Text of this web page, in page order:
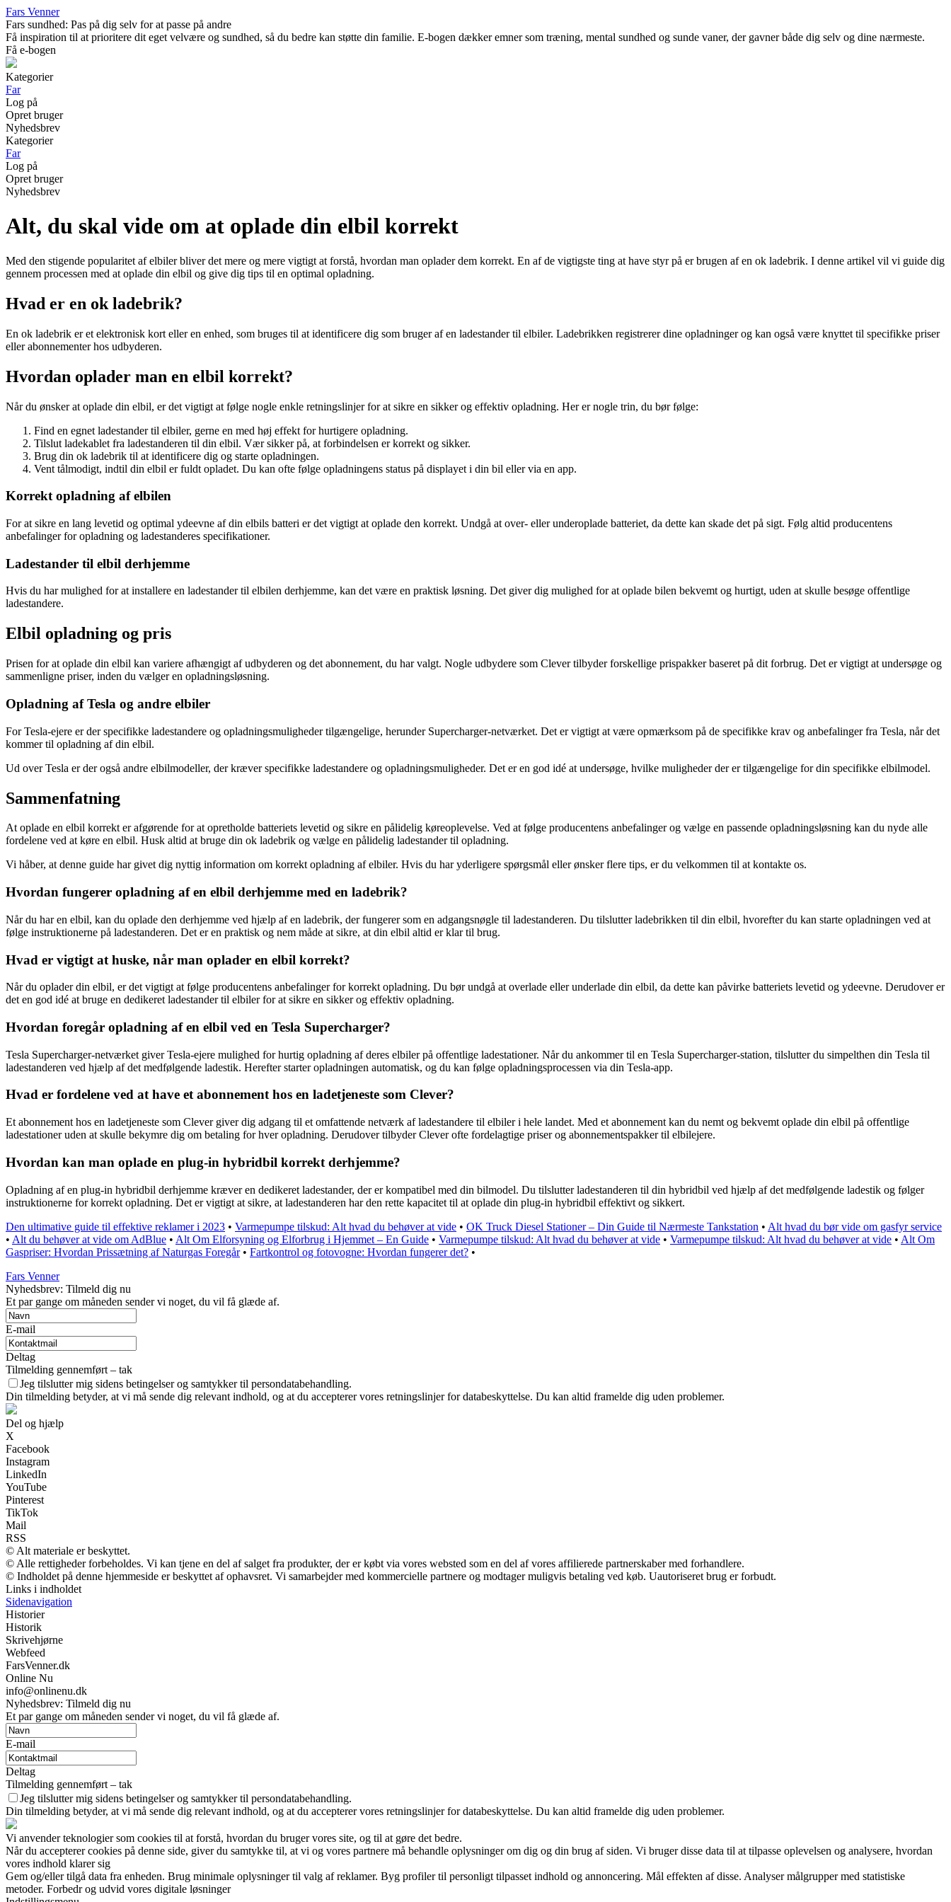
Fars Venner
Fars sundhed: Pas på dig selv for at passe på andre
Få inspiration til at prioritere dit eget velvære og sundhed, så du bedre kan støtte din familie. E-bogen dækker emner som træning, mental sundhed og sunde vaner, der gavner både dig selv og dine nærmeste.
Få e-bogen
Kategorier
Far
Log på
Opret bruger
Nyhedsbrev
Kategorier
Far
Log på
Opret bruger
Nyhedsbrev
Alt, du skal vide om at oplade din elbil korrekt
Med den stigende popularitet af elbiler bliver det mere og mere vigtigt at forstå, hvordan man oplader dem korrekt. En af de vigtigste ting at have styr på er brugen af en ok ladebrik. I denne artikel vil vi guide dig
gennem processen med at oplade din elbil og give dig tips til en optimal opladning.
Hvad er en ok ladebrik?
En ok ladebrik er et elektronisk kort eller en enhed, som bruges til at identificere dig som bruger af en ladestander til elbiler. Ladebrikken registrerer dine opladninger og kan også være knyttet til specifikke priser
eller abonnementer hos udbyderen.
Hvordan oplader man en elbil korrekt?
Når du ønsker at oplade din elbil, er det vigtigt at følge nogle enkle retningslinjer for at sikre en sikker og effektiv opladning. Her er nogle trin, du bør følge:
Find en egnet ladestander til elbiler, gerne en med høj effekt for hurtigere opladning.
Tilslut ladekablet fra ladestanderen til din elbil. Vær sikker på, at forbindelsen er korrekt og sikker.
Brug din ok ladebrik til at identificere dig og starte opladningen.
Vent tålmodigt, indtil din elbil er fuldt opladet. Du kan ofte følge opladningens status på displayet i din bil eller via en app.
Korrekt opladning af elbilen
For at sikre en lang levetid og optimal ydeevne af din elbils batteri er det vigtigt at oplade den korrekt. Undgå at over- eller underoplade batteriet, da dette kan skade det på sigt. Følg altid producentens
anbefalinger for opladning og ladestanderes specifikationer.
Ladestander til elbil derhjemme
Hvis du har mulighed for at installere en ladestander til elbilen derhjemme, kan det være en praktisk løsning. Det giver dig mulighed for at oplade bilen bekvemt og hurtigt, uden at skulle besøge offentlige
ladestandere.
Elbil opladning og pris
Prisen for at oplade din elbil kan variere afhængigt af udbyderen og det abonnement, du har valgt. Nogle udbydere som Clever tilbyder forskellige prispakker baseret på dit forbrug. Det er vigtigt at undersøge og
sammenligne priser, inden du vælger en opladningsløsning.
Opladning af Tesla og andre elbiler
For Tesla-ejere er der specifikke ladestandere og opladningsmuligheder tilgængelige, herunder Supercharger-netværket. Det er vigtigt at være opmærksom på de specifikke krav og anbefalinger fra Tesla, når det
kommer til opladning af din elbil.
Ud over Tesla er der også andre elbilmodeller, der kræver specifikke ladestandere og opladningsmuligheder. Det er en god idé at undersøge, hvilke muligheder der er tilgængelige for din specifikke elbilmodel.
Sammenfatning
At oplade en elbil korrekt er afgørende for at opretholde batteriets levetid og sikre en pålidelig køreoplevelse. Ved at følge producentens anbefalinger og vælge en passende opladningsløsning kan du nyde alle
fordelene ved at køre en elbil. Husk altid at bruge din ok ladebrik og vælge en pålidelig ladestander til opladning.
Vi håber, at denne guide har givet dig nyttig information om korrekt opladning af elbiler. Hvis du har yderligere spørgsmål eller ønsker flere tips, er du velkommen til at kontakte os.
Hvordan fungerer opladning af en elbil derhjemme med en ladebrik?
Når du har en elbil, kan du oplade den derhjemme ved hjælp af en ladebrik, der fungerer som en adgangsnøgle til ladestanderen. Du tilslutter ladebrikken til din elbil, hvorefter du kan starte opladningen ved at
følge instruktionerne på ladestanderen. Det er en praktisk og nem måde at sikre, at din elbil altid er klar til brug.
Hvad er vigtigt at huske, når man oplader en elbil korrekt?
Når du oplader din elbil, er det vigtigt at følge producentens anbefalinger for korrekt opladning. Du bør undgå at overlade eller underlade din elbil, da dette kan påvirke batteriets levetid og ydeevne. Derudover er
det en god idé at bruge en dedikeret ladestander til elbiler for at sikre en sikker og effektiv opladning.
Hvordan foregår opladning af en elbil ved en Tesla Supercharger?
Tesla Supercharger-netværket giver Tesla-ejere mulighed for hurtig opladning af deres elbiler på offentlige ladestationer. Når du ankommer til en Tesla Supercharger-station, tilslutter du simpelthen din Tesla til
ladestanderen ved hjælp af det medfølgende ladestik. Herefter starter opladningen automatisk, og du kan følge opladningsprocessen via din Tesla-app.
Hvad er fordelene ved at have et abonnement hos en ladetjeneste som Clever?
Et abonnement hos en ladetjeneste som Clever giver dig adgang til et omfattende netværk af ladestandere til elbiler i hele landet. Med et abonnement kan du nemt og bekvemt oplade din elbil på offentlige
ladestationer uden at skulle bekymre dig om betaling for hver opladning. Derudover tilbyder Clever ofte fordelagtige priser og abonnementspakker til elbilejere.
Hvordan kan man oplade en plug-in hybridbil korrekt derhjemme?
Opladning af en plug-in hybridbil derhjemme kræver en dedikeret ladestander, der er kompatibel med din bilmodel. Du tilslutter ladestanderen til din hybridbil ved hjælp af det medfølgende ladestik og følger
instruktionerne for korrekt opladning. Det er vigtigt at sikre, at ladestanderen har den rette kapacitet til at oplade din plug-in hybridbil effektivt og sikkert.
Den ultimative guide til effektive reklamer i 2023 • Varmepumpe tilskud: Alt hvad du behøver at vide • OK Truck Diesel Stationer – Din Guide til Nærmeste Tankstation • Alt hvad du bør vide om gasfyr service
• Alt du behøver at vide om AdBlue • Alt Om Elforsyning og Elforbrug i Hjemmet – En Guide • Varmepumpe tilskud: Alt hvad du behøver at vide • Varmepumpe tilskud: Alt hvad du behøver at vide • Alt Om
Gaspriser: Hvordan Prissætning af Naturgas Foregår• Fartkontrol og fotovogne: Hvordan fungerer det? •
Fars Venner
Nyhedsbrev: Tilmeld dig nu
Et par gange om måneden sender vi noget, du vil få glæde af.
E-mail
Deltag
Tilmelding gennemført – tak
Jeg tilslutter mig sidens betingelser og samtykker til persondatabehandling.
Din tilmelding betyder, at vi må sende dig relevant indhold, og at du accepterer vores retningslinjer for databeskyttelse. Du kan altid framelde dig uden problemer.
Del og hjælp
X
Facebook
Instagram
LinkedIn
YouTube
Pinterest
TikTok
Mail
RSS
© Alt materiale er beskyttet.
© Alle rettigheder forbeholdes. Vi kan tjene en del af salget fra produkter, der er købt via vores websted som en del af vores affilierede partnerskaber med forhandlere.
© Indholdet på denne hjemmeside er beskyttet af ophavsret. Vi samarbejder med kommercielle partnere og modtager muligvis betaling ved køb. Uautoriseret brug er forbudt.
Links i indholdet
Sidenavigation
Historier
Historik
Skrivehjørne
Webfeed
FarsVenner.dk
Online Nu
info@onlinenu.dk
Nyhedsbrev: Tilmeld dig nu
Et par gange om måneden sender vi noget, du vil få glæde af.
E-mail
Deltag
Tilmelding gennemført – tak
Jeg tilslutter mig sidens betingelser og samtykker til persondatabehandling.
Din tilmelding betyder, at vi må sende dig relevant indhold, og at du accepterer vores retningslinjer for databeskyttelse. Du kan altid framelde dig uden problemer.
Vi anvender teknologier som cookies til at forstå, hvordan du bruger vores site, og til at gøre det bedre.
Når du accepterer cookies på denne side, giver du samtykke til, at vi og vores partnere må behandle oplysninger om dig og din brug af siden. Vi bruger disse data til at tilpasse oplevelsen og analysere, hvordan
vores indhold klarer sig
Gem og/eller tilgå data fra enheden. Brug minimale oplysninger til valg af reklamer. Byg profiler til personligt tilpasset indhold og annoncering. Mål effekten af disse. Analyser målgrupper med statistiske
metoder. Forbedr og udvid vores digitale løsninger